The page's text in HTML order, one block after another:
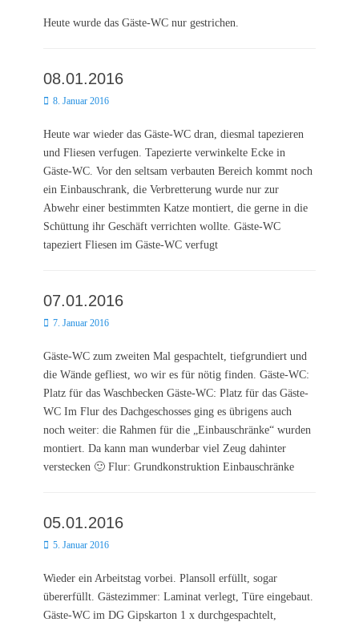
Heute wurde das Gäste-WC nur gestrichen.
08.01.2016
Posted
8. Januar 2016
Heute war wieder das Gäste-WC dran, diesmal tapezieren
und Fliesen verfugen. Tapezierte verwinkelte Ecke in
Gäste-WC. Vor den seltsam verbauten Bereich kommt noch
ein Einbauschrank, die Verbretterung wurde nur zur
Abwehr einer bestimmten Katze montiert, die gerne in die
Schüttung ihr Geschäft verrichten wollte. Gäste-WC
tapeziert Fliesen im Gäste-WC verfugt
07.01.2016
Posted
7. Januar 2016
Gäste-WC zum zweiten Mal gespachtelt, tiefgrundiert und
die Wände gefliest, wo wir es für nötig finden. Gäste-WC:
Platz für das Waschbecken Gäste-WC: Platz für das Gäste-
WC Im Flur des Dachgeschosses ging es übrigens auch
noch weiter: die Rahmen für die „Einbauschränke“ wurden
montiert. Da kann man wunderbar viel Zeug dahinter
verstecken 🙂 Flur: Grundkonstruktion Einbauschränke
05.01.2016
Posted
5. Januar 2016
Wieder ein Arbeitstag vorbei. Plansoll erfüllt, sogar
übererfüllt. Gästezimmer: Laminat verlegt, Türe eingebaut.
Gäste-WC im DG Gipskarton 1 x durchgespachtelt,